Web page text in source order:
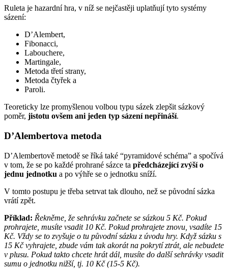
Ruleta je hazardní hra, v níž se nejčastěji uplatňují tyto systémy
sázení:
D’Alembert,
Fibonacci,
Labouchere,
Martingale,
Metoda třetí strany,
Metoda čtyřek a
Paroli.
Teoreticky lze promyšlenou volbou typu sázek zlepšit sázkový
poměr, jistotu ovšem ani jeden typ sázení nepřináší.
D’Alembertova metoda
D’Alembertově metodě se říká také “pyramidové schéma” a spočívá
v tom, že se po každé prohrané sázce ta předcházející zvýší o
jednu jednotku a po výhře se o jednotku sníží.
V tomto postupu je třeba setrvat tak dlouho, než se původní sázka
vrátí zpět.
Příklad: Řekněme, že sehrávku začnete se sázkou 5 Kč. Pokud
prohrajete, musíte vsadit 10 Kč. Pokud prohrajete znovu, vsadíte 15
Kč. Vždy se to zvyšuje o tu původní sázku z úvodu hry. Když sázku s
15 Kč vyhrajete, zbude vám tak akorát na pokrytí ztrát, ale nebudete
v plusu. Pokud takto chcete hrát dál, musíte do další sehrávky vsadit
sumu o jednotku nižší, tj. 10 Kč (15-5 Kč).